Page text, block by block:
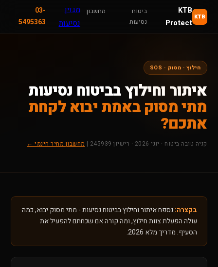
KTB
KTB
Protect
ביטוח
נסיעות
מחשבון
מגזין
נסיעות
03-
5495363
חילוץ · מסוק · SOS
איתור וחילוץ בביטוח נסיעות
מתי מסוק באמת יבוא לקחת
אתכם?
קניה טובה ביטוח · יוני 2026 · רישיון 245939 | מחשבון מחיר חינמי ←
בקצרה: נספח איתור וחילוץ בביטוח נסיעות - מתי מסוק יבוא, כמה
עולה הפעלת צוות חילוץ, ומה קורה אם שכחתם להפעיל את
הסעיף. מדריך מלא 2026.